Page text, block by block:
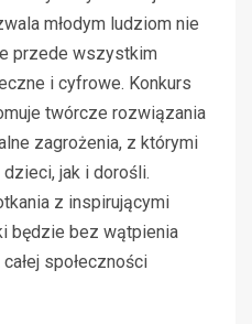
młodym ludziom nie
przede wszystkim
i cyfrowe. Konkurs
twórcze rozwiązania
zagrożenia, z którymi
jak i dorośli.
z inspirującymi
będzie bez wątpienia
społeczności